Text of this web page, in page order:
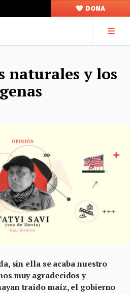
DONA
naturales y los
sin ella se acaba nuestro
muy agradecidos y
traído maíz, el gobierno